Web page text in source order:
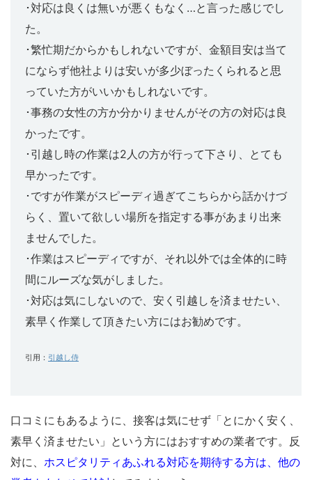
･対応は良くは無いが悪くもなく…と言った感じでし
た。
･繁忙期だからかもしれないですが、金額目安は当て
にならず他社よりは安いが多少ぼったくられると思
っていた方がいいかもしれないです。
･事務の女性の方か分かりませんがその方の対応は良
かったです。
･引越し時の作業は2人の方が行って下さり、とても
早かったです。
･ですが作業がスピーディ過ぎてこちらから話かけづ
らく、置いて欲しい場所を指定する事があまり出来
ませんでした。
･作業はスピーディですが、それ以外では全体的に時
間にルーズな気がしました。
･対応は気にしないので、安く引越しを済ませたい、
素早く作業して頂きたい方にはお勧めです。
引用： 引越し侍
口コミにもあるように、接客は気にせず「とにかく安く、
素早く済ませたい」という方にはおすすめの業者です。反
対に、 ホスピタリティあふれる対応を期待する方は、他の